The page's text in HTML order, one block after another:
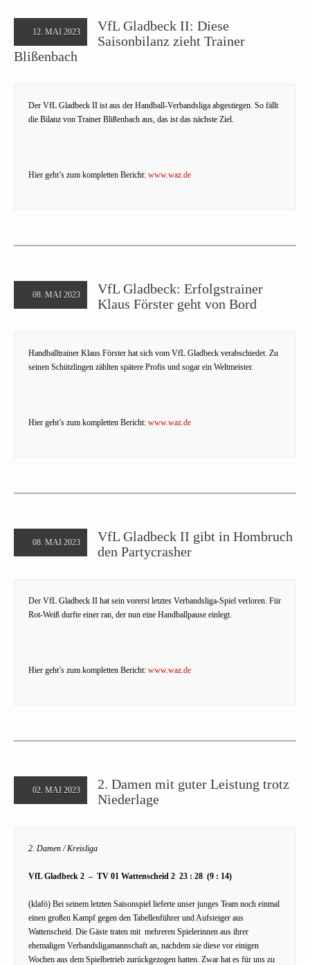
12. MAI 2023
VfL Gladbeck II: Diese
Saisonbilanz zieht Trainer
Blißenbach
Der VfL Gladbeck II ist aus der Handball-Verbandsliga abgestiegen. So fällt
die Bilanz von Trainer Blißenbach aus, das ist das nächste Ziel.
Hier geht’s zum kompletten Bericht: www.waz.de
08. MAI 2023
VfL Gladbeck: Erfolgstrainer
Klaus Förster geht von Bord
Handballtrainer Klaus Förster hat sich vom VfL Gladbeck verabschiedet. Zu
seinen Schützlingen zählten spätere Profis und sogar ein Weltmeister.
Hier geht’s zum kompletten Bericht: www.waz.de
08. MAI 2023
VfL Gladbeck II gibt in Hombruch
den Partycrasher
Der VfL Gladbeck II hat sein vorerst letztes Verbandsliga-Spiel verloren. Für
Rot-Weiß durfte einer ran, der nun eine Handballpause einlegt.
Hier geht’s zum kompletten Bericht: www.waz.de
02. MAI 2023
2. Damen mit guter Leistung trotz
Niederlage
2. Damen / Kreisliga
VfL Gladbeck 2 – TV 01 Wattenscheid 2 23 : 28 (9 : 14)
(klafö) Bei seinem letzten Saisonspiel lieferte unser junges Team noch einmal
einen großen Kampf gegen den Tabellenführer und Aufsteiger aus
Wattenscheid. Die Gäste traten mit mehreren Spielerinnen aus ihrer
ehemaligen Verbandsligamannschaft an, nachdem sie diese vor einigen
Wochen aus dem Spielbetrieb zurückgezogen hatten. Zwar hat es für uns zu